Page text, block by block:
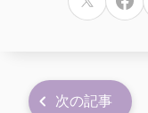
次の記事